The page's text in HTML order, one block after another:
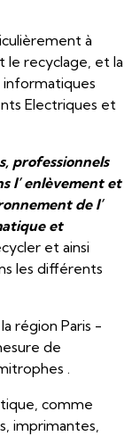
à
le recyclage, et la
Electriques et
professionnels
l’ enlèvement et
de l’
et
et ainsi
les différents
région Paris -
de
.
comme
imprimantes,